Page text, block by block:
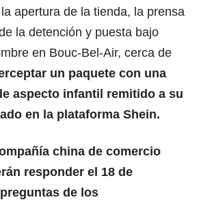
apertura de la tienda, la prensa
la detención y puesta bajo
en Bouc-Bel-Air, cerca de
un paquete con una
aspecto infantil remitido a su
en la plataforma Shein.
china de comercio
responder el 18 de
de los